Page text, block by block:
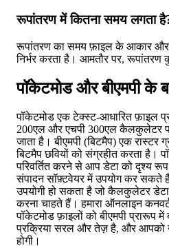
रूपांतरण में कितना समय लगता
रूपांतरण का समय फ़ाइल के आकार
निर्भर करता है। आमतौर पर, रूपांतरण
पॉकेटमोड और बीएमपी के
पॉकेटमोड एक टेक्स्ट-आधारित फ़ाइल
200एल और एचपी 300एल कैलकुलेटर
जाता है। बीएमपी (बिटमैप) एक रास्टर
बिटमैप छवियों को संग्रहीत करता है।
परिवर्तित करने से आप डेटा को दृश्य
संपादन सॉफ़्टवेयर में उपयोग कर सकते
उपयोगी हो सकता है जो कैलकुलेटर
करना चाहते हैं। हमारा ऑनलाइन
पॉकेटमोड फ़ाइलों को बीएमपी प्रारूप
प्रक्रिया सरल और तेज़ है, और आपको
होगी।